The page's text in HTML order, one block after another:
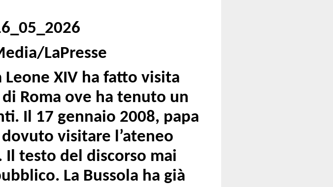
LaPresse
XIV ha fatto visita
Roma ove ha tenuto un
Il 17 gennaio 2008, papa
visitare l’ateneo
testo del discorso mai
La Bussola ha già